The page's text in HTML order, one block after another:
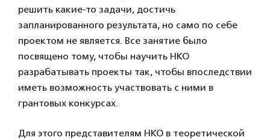
решить какие-то задачи, достичь
запланированного результата, но само по себе
проектом не является. Все занятие было
посвящено тому, чтобы научить НКО
разрабатывать проекты так, чтобы впоследствии
иметь возможность участвовать с ними в
грантовых конкурсах.
Для этого представителям НКО в теоретической